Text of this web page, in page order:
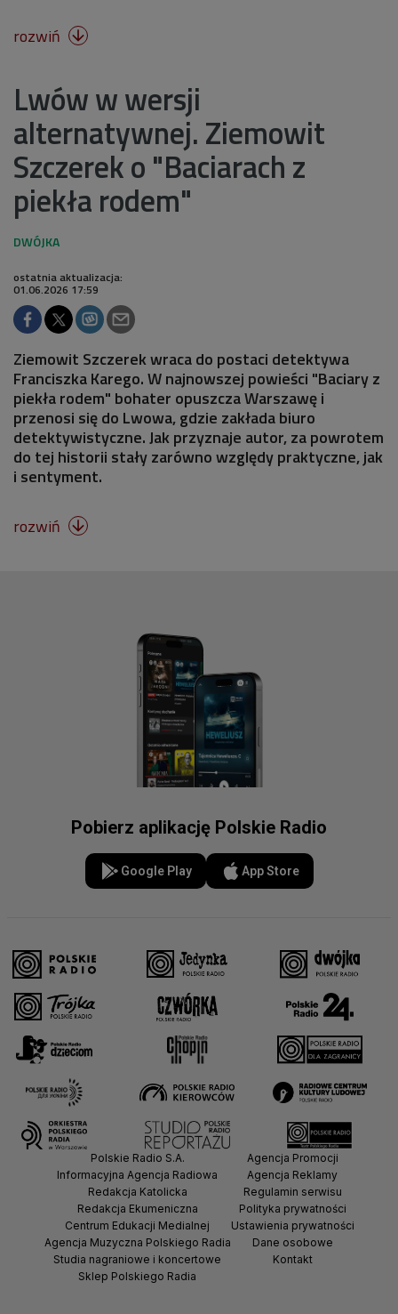
rozwiń 
Lwów w wersji
alternatywnej. Ziemowit
Szczerek o "Baciarach z
piekła rodem"
ostatnia aktualizacja:
01.06.2026 17:59
Ziemowit Szczerek wraca do postaci detektywa
Franciszka Karego. W najnowszej powieści "Baciary z
piekła rodem" bohater opuszcza Warszawę i
przenosi się do Lwowa, gdzie zakłada biuro
detektywistyczne. Jak przyznaje autor, za powrotem
do tej historii stały zarówno względy praktyczne, jak
i sentyment.
rozwiń 
Pobierz aplikację Polskie Radio
Google Play App Store
Polskie Radio S.A.
Informacyjna Agencja Radiowa
Redakcja Katolicka
Redakcja Ekumeniczna
Centrum Edukacji Medialnej
Agencja Muzyczna Polskiego Radia
Studia nagraniowe i koncertowe
Sklep Polskiego Radia
Agencja Promocji
Agencja Reklamy
Regulamin serwisu
Polityka prywatności
Ustawienia prywatności
Dane osobowe
Kontakt